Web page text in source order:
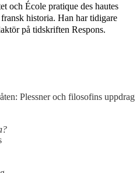
och École pratique des hautes
historia. Han har tidigare
på tidskriften Respons.
Plessner och filosofins uppdrag